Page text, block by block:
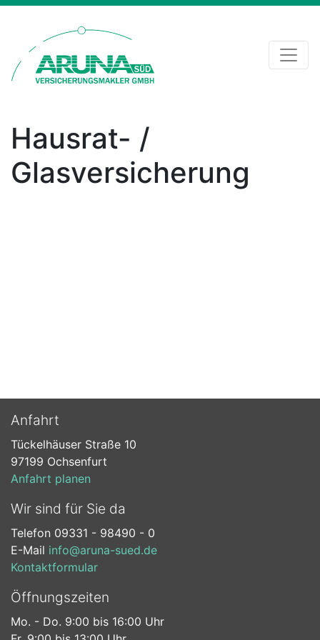
Hausrat- /
Glasversicherung
Anfahrt
Tückelhäuser Straße 10
97199 Ochsenfurt
Anfahrt planen
Wir sind für Sie da
Telefon 09331 - 98490 - 0
E-Mail info@aruna-sued.de
Kontaktformular
Öffnungszeiten
Mo. - Do. 9:00 bis 16:00 Uhr